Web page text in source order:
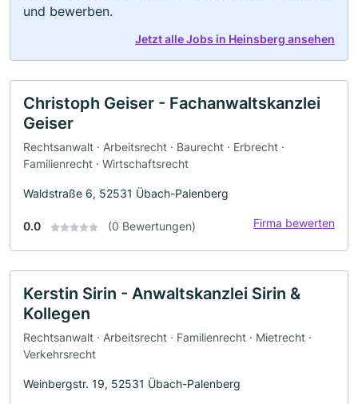
und bewerben.
Jetzt alle Jobs in Heinsberg ansehen
Christoph Geiser - Fachanwaltskanzlei
Geiser
Rechtsanwalt · Arbeitsrecht · Baurecht · Erbrecht ·
Familienrecht · Wirtschaftsrecht
Waldstraße 6, 52531 Übach-Palenberg
0.0 (0 Bewertungen) Firma bewerten
Kerstin Sirin - Anwaltskanzlei Sirin &
Kollegen
Rechtsanwalt · Arbeitsrecht · Familienrecht · Mietrecht ·
Verkehrsrecht
Weinbergstr. 19, 52531 Übach-Palenberg